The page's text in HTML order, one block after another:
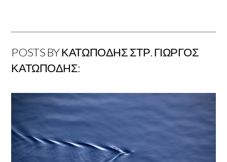
POSTS BY ΚΑΤΩΠΌΔΗΣ ΣΤΡ. ΓΙΏΡΓΟΣ
ΚΑΤΩΠΌΔΗΣ: